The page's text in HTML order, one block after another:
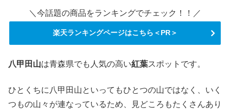
＼今話題の商品をランキングでチェック！！／
楽天ランキングページはこちら＜PR＞
八甲田山は青森県でも人気の高い紅葉スポットです。
ひとくちに八甲田山といってもひとつの山ではなく、いく
つもの山々が連なっているため、見どころもたくさんあり